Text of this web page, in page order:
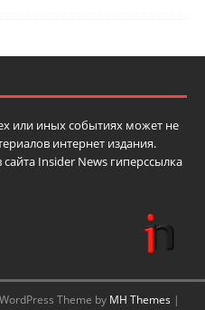
или иных событиях может не
интернет издания.
Insider News гиперссылка
Theme by MH Themes |